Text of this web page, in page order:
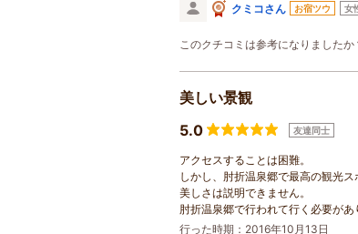
クミコさん お宿ツウ 女
このクチコミは参考になりましたか
美しい景観
5.0
友達同士
アクセスすることは困難。
しかし、肘折温泉郷で最高の観光ス
美しさは説明できません。
肘折温泉郷で行われて行く必要があ
行った時期：2016年10月13日